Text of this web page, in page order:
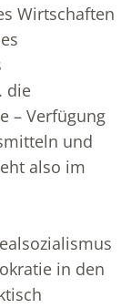
Wirtschaften
die
– Verfügung
und
also im
in den